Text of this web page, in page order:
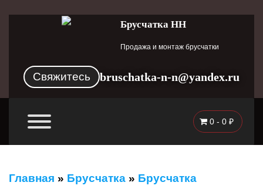
Брусчатка НН
Продажа и монтаж брусчатки
Свяжитесь bruschatka-n-n@yandex.ru
0 - 0 ₽
Главная » Брусчатка » Брусчатка